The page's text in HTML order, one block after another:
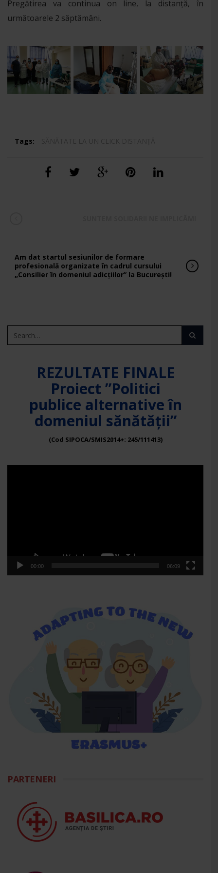
Pregătirea va continua on line, la distanță, în
următoarele 2 săptămâni.
Tags:
Am dat startul sesiunilor de formare
profesională organizate în cadrul cursului
„Consilier în domeniul adicțiilor” la București!
REZULTATE FINALE
Proiect ”Politici
publice alternative în
domeniul sănătății”
(Cod SIPOCA/SMIS2014+: 245/111413)
00:00 06:09
PARTENERI